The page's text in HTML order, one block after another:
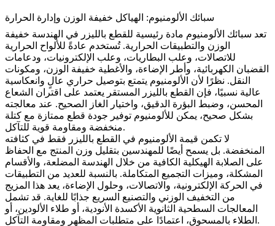
سبائك الألومنيوم: الهياكل خفيفة الوزن وإدارة الحرارة
تعد سبائك الألومنيوم مادة رئيسية للقطع بالليزر في الهندسة خفيفة
الوزن والتطبيقات الحرارية. تُستخدم عادةً للألواح الحرارية
للاتصالات، وعلب البطاريات، وعلب الإلكترونيات، ودعامات
القضبان الكهربائية، وأطر الإضاءة، والأغطية خفيفة الوزن، ومكونات
النقل. نظرًا لأن الألومنيوم يتمتع بتوصيل حراري عالٍ وانعكاسية
عالية نسبيًا، فإن القطع بالليزر المستقر يعتمد على اقتران الشعاع
المحسن، وضبط البؤرة الدقيق، واختيار الغاز الصحيح. عند معالجته
بشكل صحيح، يمكن للألومنيوم توفير جودة قطع ممتازة مع كتلة
منخفضة ومقاومة قوية للتآكل.
لا تكمن قيمة الألومنيوم في القطع بالليزر فقط في كثافته
المنخفضة. بل يسمح أيضًا للمهندسين بتقليل وزن المنتج مع الحفاظ
على الصلابة الهيكلية الكافية من خلال الهندسة المضلعة، والأقسام
المشكلة، وميزات التجميع المتكاملة. بالنسبة للعديد من التطبيقات
في الحركة الإلكترونية، و الاتصالات، وحلول الإضاءة، يعد هذا المزيج
من التخفيف الوزني والتصنيع السريع جذابًا للغاية. قد تشمل
المعالجات السطحية الثانوية الأكسدة الأنودية، أو طلاء الألودين، أو
الطلاء بالمسحوق ، اعتمادًا على متطلبات المظهر ومقاومة التآكل.